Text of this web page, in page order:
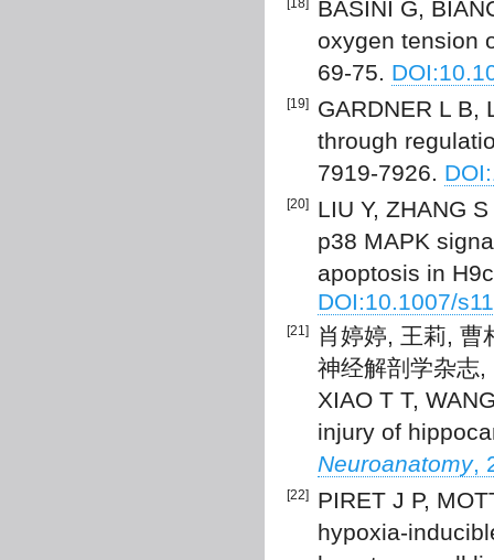
[18]
BASINI G,
oxygen tension
69-75.
[19]
GARDNER L B,
through
7919-7926.
[20]
LIU Y, ZHANG
p38 MAPK
apoptosis in
DOI:10.1007/
[21]
肖婷婷, 王莉, 曹
神经解剖学杂志
XIAO T T,
injury of
Neuroanatomy,
[22]
PIRET J P,
hypoxia-